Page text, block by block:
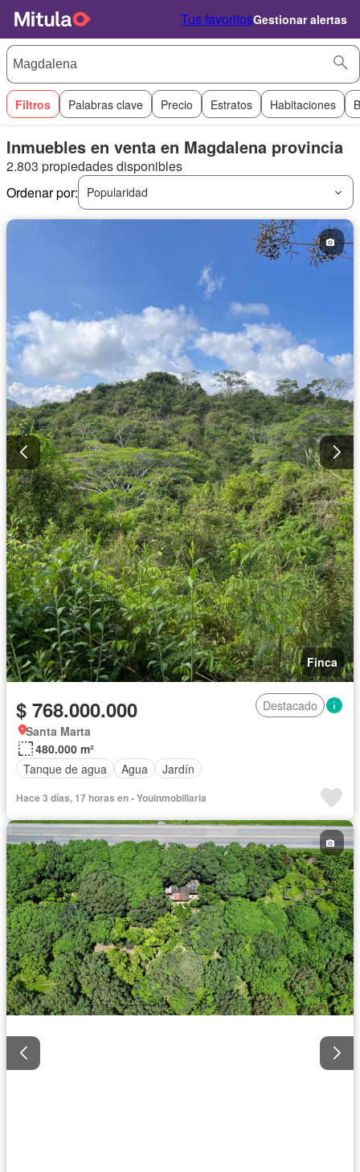
Tus favoritosGestionar alertas
Filtros Palabras clave Precio Estratos Habitaciones
Inmuebles en venta en Magdalena provincia
2.803 propiedades disponibles
Ordenar por:
Popularidad
Finca
$ 768.000.000
Destacado
Santa Marta
480.000 m²
Tanque de agua
Agua Jardín
Hace 3 días, 17 horas en - Youinmobiliaria